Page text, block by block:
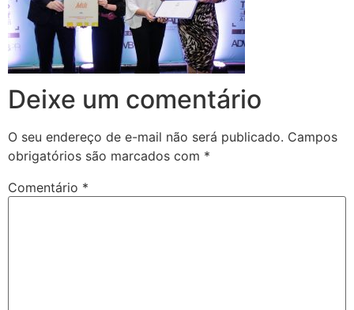
Deixe um comentário
O seu endereço de e-mail não será publicado. Campos
obrigatórios são marcados com *
Comentário *